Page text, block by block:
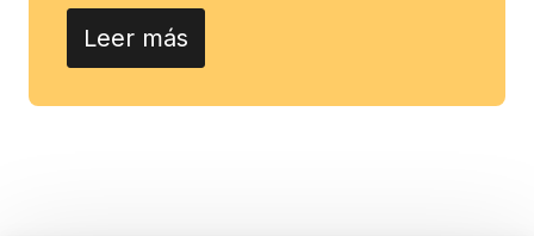
Leer más